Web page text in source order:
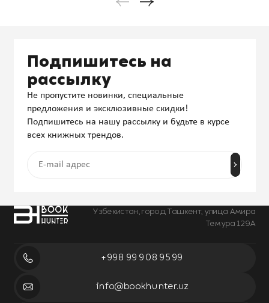
Узбекистан, город Ташкент, улица Амира
Темура 129А
+998 99 908 95 99
info@bookhunter.uz
Подпишитесь на
рассылку
Не пропустите новинки, специальные
предложения и эксклюзивные скидки!
Подпишитесь на нашу рассылку и будьте в курсе
всех книжных трендов.